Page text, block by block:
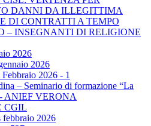
DANNI DA ILLEGITTIMA
DI CONTRATTI A TEMPO
– INSEGNANTI DI RELIGIONE
2026
2026
2026 - 1
– Seminario di formazione “La
ANIEF VERONA
CGIL
febbraio 2026